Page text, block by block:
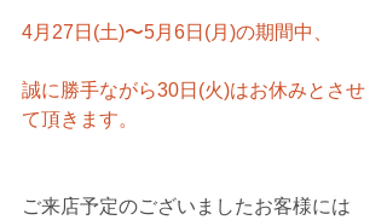
4月27日(土)〜5月6日(月)の期間中、
誠に勝手ながら30日(火)はお休みとさせ
て頂きます。
ご来店予定のございましたお客様には